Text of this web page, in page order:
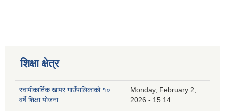
शिक्षा क्षेत्र
स्वामीकार्तिक खापर गाउँपालिकाको १०
वर्षे शिक्षा योजना
Monday, February 2,
2026 - 15:14